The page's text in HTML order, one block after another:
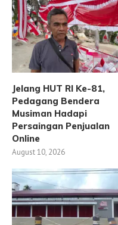
Jelang HUT RI Ke-81,
Pedagang Bendera
Musiman Hadapi
Persaingan Penjualan
Online
August 10, 2026